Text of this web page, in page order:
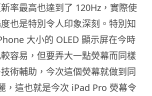
率最高也達到了 120Hz，實際使
也是特別令人印象深刻。特別知
大小的 OLED 顯示屏在今時
容易，但要弄大一點熒幕而同樣
術輔助，今次這個熒幕就做到同
，這也就是今次 iPad Pro 熒幕令